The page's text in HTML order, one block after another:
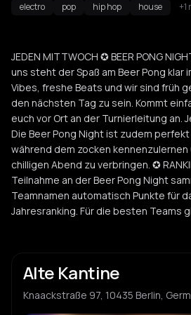
electro pop hip hop house +1
JEDEN MITTWOCH ✪ BEER PONG
uns steht der Spaß am Beer Pong klar
Vibes, freshe Beats und wir sind früh
den nächsten Tag zu sein. Kommt
euch vor Ort an der Turnierleitung an.
Die Beer Pong Night ist zudem
während dem zocken kennenzulernen
chilligen Abend zu verbringen. ✪
Teilnahme an der Beer Pong Night
Teamnamen automatisch Punkte für
Jahresranking. Für die besten Teams
Alte Kantine
Knaackstraße 97, 10435 Berlin,